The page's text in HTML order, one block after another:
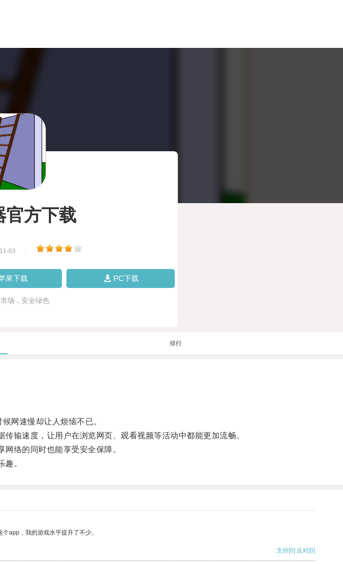
官方下载
03
果下载 PC下载
场，安全绿色
排行
网速慢却让人烦恼不已。
速度，让用户在浏览网页、观看视频等活动中都能更加流畅。
络的同时也能享受安全保障。
。
app，我的游戏水平提升了不少。
支持[0] 反对[0]